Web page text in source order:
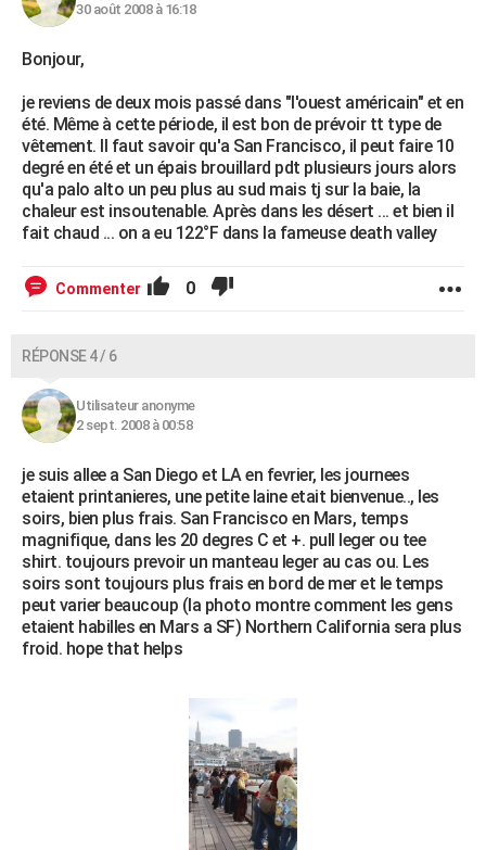
30 août 2008 à 16:18
Bonjour,
je reviens de deux mois passé dans "l'ouest américain" et en
été. Même à cette période, il est bon de prévoir tt type de
vêtement. Il faut savoir qu'a San Francisco, il peut faire 10
degré en été et un épais brouillard pdt plusieurs jours alors
qu'a palo alto un peu plus au sud mais tj sur la baie, la
chaleur est insoutenable. Après dans les désert ... et bien il
fait chaud ... on a eu 122°F dans la fameuse death valley
Commenter 0
RÉPONSE 4 / 6
Utilisateur anonyme
2 sept. 2008 à 00:58
je suis allee a San Diego et LA en fevrier, les journees
etaient printanieres, une petite laine etait bienvenue.., les
soirs, bien plus frais. San Francisco en Mars, temps
magnifique, dans les 20 degres C et +. pull leger ou tee
shirt. toujours prevoir un manteau leger au cas ou. Les
soirs sont toujours plus frais en bord de mer et le temps
peut varier beaucoup (la photo montre comment les gens
etaient habilles en Mars a SF) Northern California sera plus
froid. hope that helps